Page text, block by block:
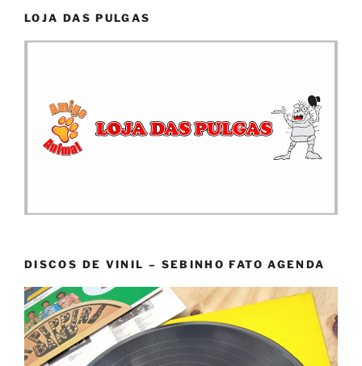
LOJA DAS PULGAS
DISCOS DE VINIL – SEBINHO FATO AGENDA